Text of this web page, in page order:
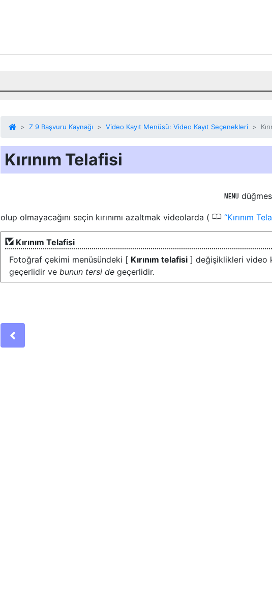
Z 9 Başvuru Kaynağı Video Kayıt Menüsü: Video Kayıt Seçenekleri
Kırınım Telafisi
G
olup olmayacağını seçin kırınımı azaltmak videolarda ( 0 Kırınım
Kırınım Telafisi
Fotoğraf çekimi menüsündeki [ Kırınım telafisi ] değişiklikleri video
geçerlidir ve bunun tersi de geçerlidir.